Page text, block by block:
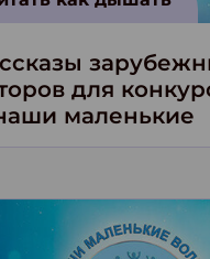
для
маленькие